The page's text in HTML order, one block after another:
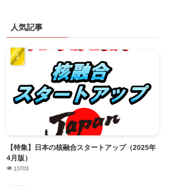
人気記事
【特集】日本の核融合スタートアップ（2025年
4月版）
13703